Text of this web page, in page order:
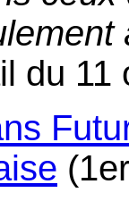
du 11